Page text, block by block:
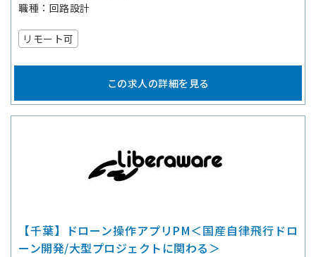
職種
回路設計
リモート可
この求人の詳細を見る
【千葉】ドローン操作アプリPM＜国産自律飛行ドロ
ーン開発/大型プロジェクトに関わる＞